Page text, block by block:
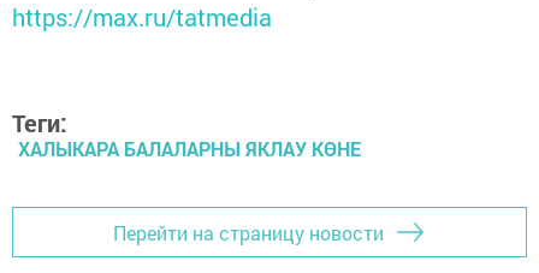
https://max.ru/tatmedia
Теги:
ХАЛЫКАРА БАЛАЛАРНЫ ЯКЛАУ КӨНЕ
Перейти на страницу новости